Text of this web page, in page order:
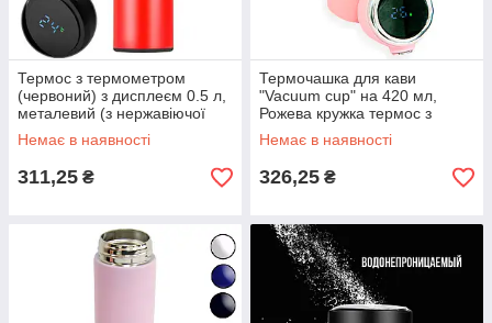
Термос з термометром
(червоний) з дисплеєм 0.5 л,
металевий (з нержавіючої
сталі)
Немає в наявності
311,25 ₴
Термочашка для кави
"Vacuum cup" на 420 мл,
Рожева кружка термос з
індикатором температури -
термокружка
Немає в наявності
326,25 ₴